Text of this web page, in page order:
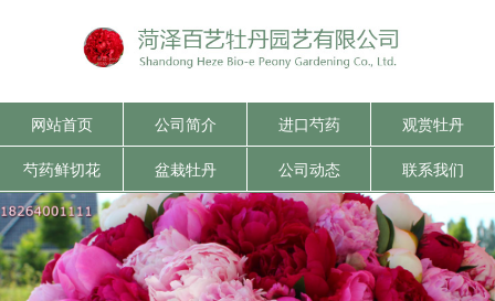
网站首页 公司简介 进口芍药 观赏牡丹
芍药鲜切花 盆栽牡丹 公司动态 联系我们